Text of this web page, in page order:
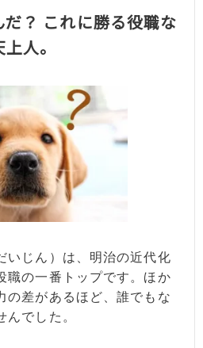
？ これに勝る役職な
人。
いじん）は、明治の近代化
職の一番トップです。ほか
の差があるほど、誰でもな
でした。